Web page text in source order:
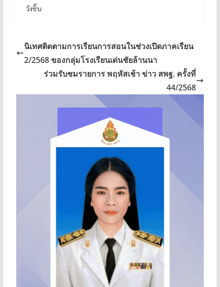
วังชิ้น
นิเทศติดตามการเรียนการสอนในช่วงเปิดภาคเรียน
2/2568 ของกลุ่มโรงเรียนเด่นชัยล้านนา
ร่วมรับชมรายการ พฤหัสเช้า ข่าว สพฐ. ครั้งที่
44/2568